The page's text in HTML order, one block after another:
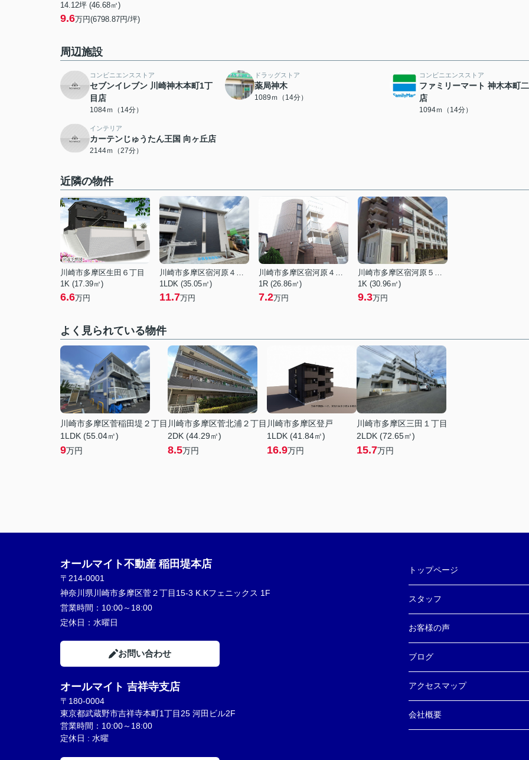
14.12坪 (46.68㎡)
9.6万円(6798.87円/坪)
周辺施設
コンビニエンスストア
セブンイレブン 川崎神木本町1丁
目店
1084ｍ（14分）
ドラッグストア
薬局神木
1089ｍ（14分）
コンビニエンスストア
ファミリーマート 神木本町
店
1094ｍ（14分）
インテリア
カーテンじゅうたん王国 向ヶ丘店
2144ｍ（27分）
近隣の物件
川崎市多摩区生田６丁目
1K (17.39㎡)
6.6万円
川崎市多摩区宿河原４丁目
1LDK (35.05㎡)
11.7万円
川崎市多摩区宿河原４丁目
1R (26.86㎡)
7.2万円
川崎市多摩区宿河原５丁目
1K (30.96㎡)
9.3万円
よく見られている物件
川崎市多摩区菅稲田堤２丁目
1LDK (55.04㎡)
9万円
川崎市多摩区菅北浦２丁目
2DK (44.29㎡)
8.5万円
川崎市多摩区登戸
1LDK (41.84㎡)
16.9万円
川崎市多摩区三田１丁目
2LDK (72.65㎡)
15.7万円
オールマイト不動産 稲田堤本店
〒214-0001
神奈川県川崎市多摩区菅２丁目15-3 K.Kフェニックス 1F
営業時間： 10:00～18:00
定休日： 水曜日
お問い合わせ
オールマイト 吉祥寺支店
〒180-0004
東京都武蔵野市吉祥寺本町1丁目25 河田ビル2F
営業時間：10:00～18:00
定休日 : 水曜
トップページ
スタッフ
お客様の声
ブログ
アクセスマップ
会社概要